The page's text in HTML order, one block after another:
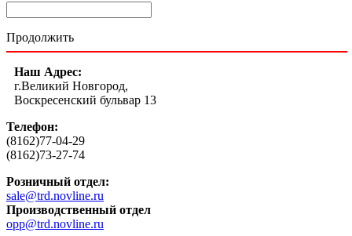
Продолжить
Наш Адрес:
г.Великий Новгород,
Воскресенский бульвар 13
Телефон:
(8162)77-04-29
(8162)73-27-74
Розничный отдел:
sale@trd.novline.ru
Производственный отдел
opp@trd.novline.ru